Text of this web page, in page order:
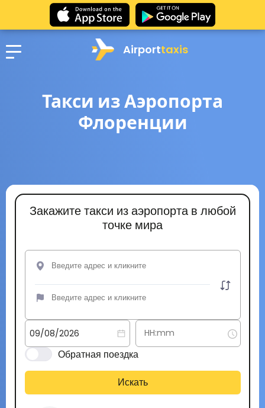
Airporttaxis
Такси из Аэропорта
Флоренции
Закажите такси из аэропорта в любой
точке мира
Обратная поездка
Искать